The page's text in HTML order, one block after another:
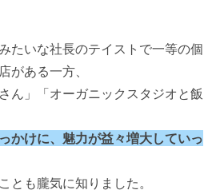
たいな社長のテイストで一等の個
がある一方、
ん」「オーガニックスタジオと飯
かけに、魅力が益々増大していっ
とも朧気に知りました。